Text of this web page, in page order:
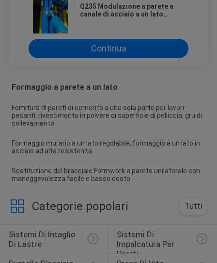
Q235 Modulazione a parete a
canale di acciaio a un lato
Continua
Formaggio a parete a un lato
Fornitura di pareti di cemento a una sola parte per lavori
pesanti, rivestimento in polvere di superficie di pelliccia, gru di
sollevamento
Formaggio murario a un lato regolabile, formaggio a un lato in
acciaio ad alta resistenza
Sostituzione del bracciale Formwork a parete unilaterale con
maneggevolezza facile e basso costo
Categorie popolari Tutti
Sistemi Di Intaglio
Di Lastre
Sistemi Di
Impalcatura Per
Pareti